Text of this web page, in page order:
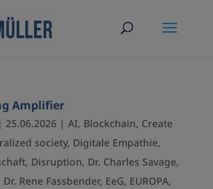
Amplifier
| 25.06.2026| AI, Blockchain, Create
society, Digitale Empathie,
, Disruption, Dr. Charles Savage,
Dr. Rene Fassbender, EeG, EUROPA,